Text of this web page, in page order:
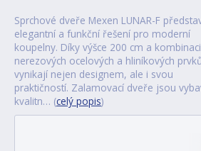
Sprchové dveře Mexen LUNAR-F
elegantní a funkční řešení pro moderní
koupelny. Díky výšce 200 cm a kombinaci
nerezových ocelových a hliníkových prvků
vynikají nejen designem, ale i svou
praktičností. Zalamovací dveře jsou
kvalitn… (celý popis)